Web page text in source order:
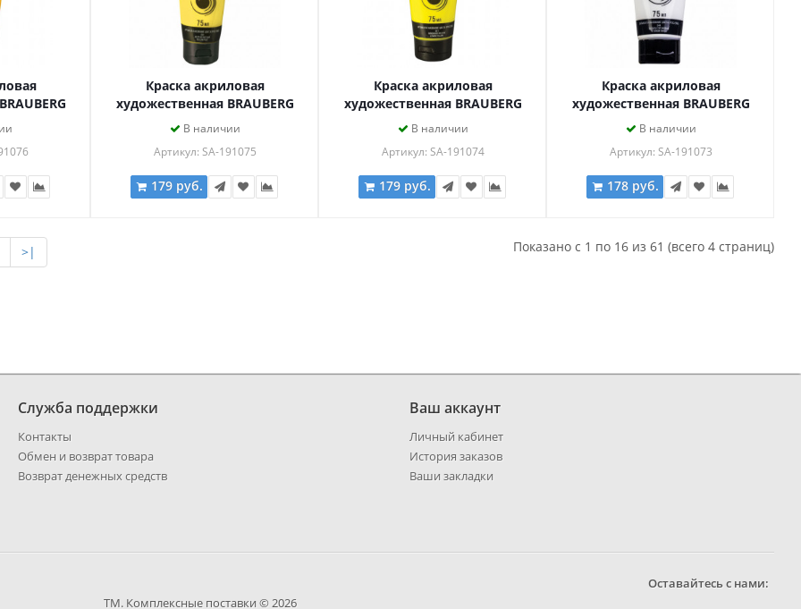
75мл,
Краска акриловая
художественная BRAUBERG
ART CLASSIC, туба 75мл,
В наличии
Артикул: SA-191075
179 руб.
Краска акриловая
художественная BRAUBERG
ART CLASSIC, туба 75мл,
В наличии
Артикул: SA-191074
179 руб.
Краска акриловая
художественная BRAUBERG
ART CLASSIC, туба 75мл,
В наличии
Артикул: SA-191073
178 руб.
>| Показано с 1 по 16 из 61 (всего 4 страниц)
Служба поддержки
Контакты
Обмен и возврат товара
Возврат денежных средств
Ваш аккаунт
Личный кабинет
История заказов
Ваши закладки
Оставайтесь с нами:
ТМ. Комплексные поставки © 2026